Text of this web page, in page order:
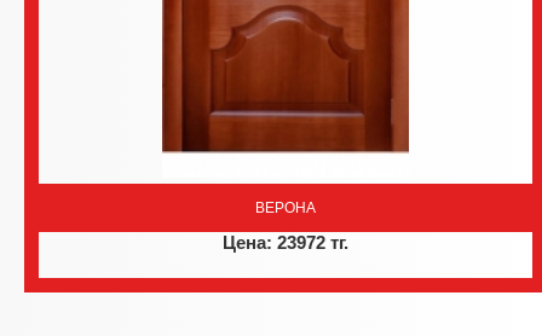
ВЕРОНА
Цена: 23972 тг.